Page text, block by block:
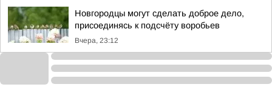
Новгородцы могут сделать доброе дело,
присоединясь к подсчёту воробьев
Вчера, 23:12